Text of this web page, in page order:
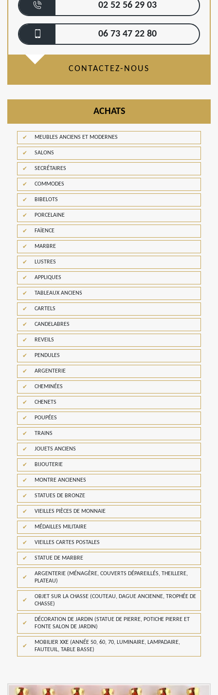
02 52 56 29 03
06 73 47 22 80
CONTACTEZ-NOUS
ACHATS
MEUBLES ANCIENS ET MODERNES
SALONS
SECRÉTAIRES
COMMODES
BIBELOTS
PORCELAINE
FAÏENCE
MARBRE
LUSTRES
APPLIQUES
TABLEAUX ANCIENS
CARTELS
CANDELABRES
REVEILS
PENDULES
ARGENTERIE
CHEMINÉES
CHENETS
POUPÉES
TRAINS
JOUETS ANCIENS
BIJOUTERIE
MONTRE ANCIENNES
STATUES DE BRONZE
VIEILLES PIÈCES DE MONNAIE
MÉDAILLES MILITAIRE
VIEILLES CARTES POSTALES
STATUE DE MARBRE
ARGENTERIE (MÉNAGÈRE, COUVERTS DÉPAREILLÉS, THEILLERE,
PLATEAU)
OBJET SUR LA CHASSE (COUTEAU, DAGUE ANCIENNE, TROPHÉE DE
CHASSE)
DÉCORATION DE JARDIN (STATUE DE PIERRE, POTICHE PIERRE ET
FONTE SALON DE JARDIN)
MOBILIER XXE (ANNÉE 50, 60, 70, LUMINAIRE, LAMPADAIRE,
FAUTEUIL, TABLE BASSE)